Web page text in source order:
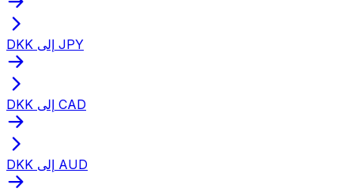
DKK إلى JPY
DKK إلى CAD
DKK إلى AUD